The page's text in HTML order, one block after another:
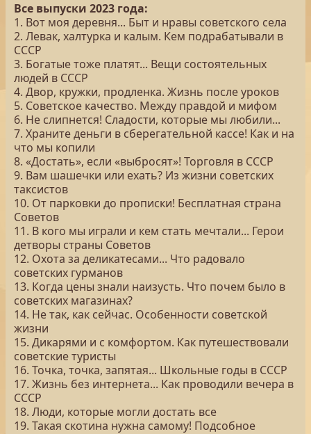
Все выпуски 2023 года:
1. Вот моя деревня... Быт и нравы советского села
2. Левак, халтурка и калым. Кем подрабатывали в
СССР
3. Богатые тоже платят... Вещи состоятельных
людей в СССР
4. Двор, кружки, продленка. Жизнь после уроков
5. Советское качество. Между правдой и мифом
6. Не слипнется! Сладости, которые мы любили...
7. Храните деньги в сберегательной кассе! Как и на
что мы копили
8. «Достать», если «выбросят»! Торговля в СССР
9. Вам шашечки или ехать? Из жизни советских
таксистов
10. От парковки до прописки! Бесплатная страна
Советов
11. В кого мы играли и кем стать мечтали... Герои
детворы страны Советов
12. Охота за деликатесами... Что радовало
советских гурманов
13. Когда цены знали наизусть. Что почем было в
советских магазинах?
14. Не так, как сейчас. Особенности советской
жизни
15. Дикарями и с комфортом. Как путешествовали
советские туристы
16. Точка, точка, запятая... Школьные годы в СССР
17. Жизнь без интернета... Как проводили вечера в
СССР
18. Люди, которые могли достать все
19. Такая скотина нужна самому! Подсобное